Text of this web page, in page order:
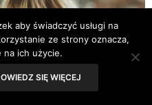
aby świadczyć usługi na
ze strony oznacza,
na ich użycie.
SIĘ WIĘCEJ